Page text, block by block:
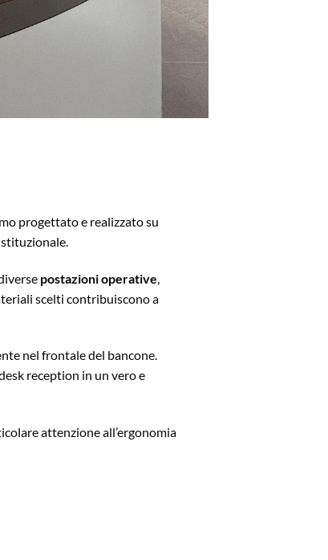
progettato e realizzato su
postazioni operative
scelti contribuiscono a
nel frontale del bancone.
reception in un vero e
attenzione all’ergonomia